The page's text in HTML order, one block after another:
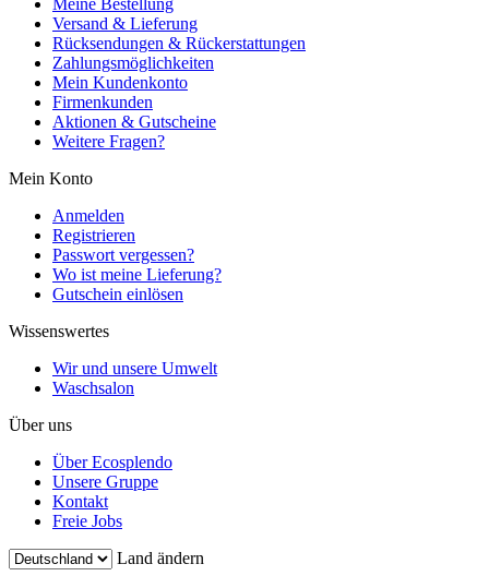
Meine Bestellung
Versand & Lieferung
Rücksendungen & Rückerstattungen
Zahlungsmöglichkeiten
Mein Kundenkonto
Firmenkunden
Aktionen & Gutscheine
Weitere Fragen?
Mein Konto
Anmelden
Registrieren
Passwort vergessen?
Wo ist meine Lieferung?
Gutschein einlösen
Wissenswertes
Wir und unsere Umwelt
Waschsalon
Über uns
Über Ecosplendo
Unsere Gruppe
Kontakt
Freie Jobs
Land ändern